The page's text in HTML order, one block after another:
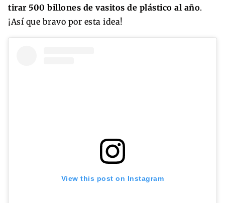
tirar 500 billones de vasitos de plástico al año.
¡Así que bravo por esta idea!
View this post on Instagram